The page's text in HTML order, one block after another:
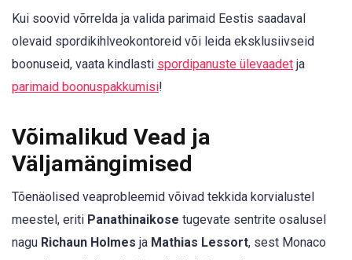
Kui soovid võrrelda ja valida parimaid Eestis saadaval
olevaid spordikihlveokontoreid või leida eksklusiivseid
boonuseid, vaata kindlasti spordipanuste ülevaadet ja
parimaid boonuspakkumisi!
Võimalikud Vead ja
Väljamängimised
Tõenäolised veaprobleemid võivad tekkida korvialustel
meestel, eriti Panathinaikose tugevate sentrite osalusel
nagu Richaun Holmes ja Mathias Lessort, sest Monaco